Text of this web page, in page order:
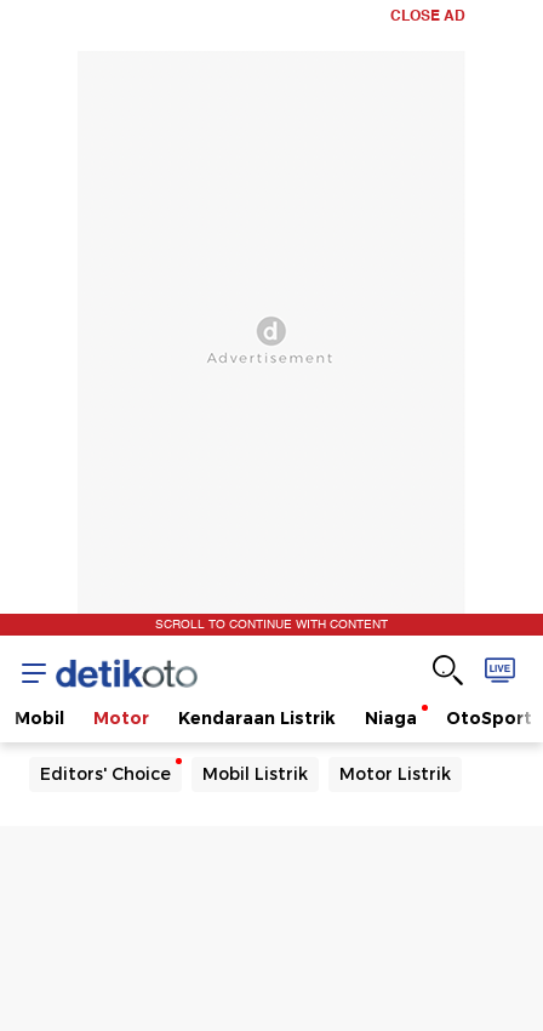
CLOSE AD
SCROLL TO CONTINUE WITH CONTENT
Mobil Motor Kendaraan Listrik Niaga OtoSport
Editors' Choice Mobil Listrik Motor Listrik